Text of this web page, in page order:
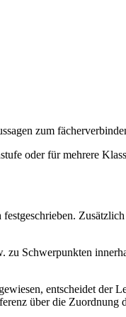
zum
oder für mehrere
Schwerpunkten
entscheidet der
über die